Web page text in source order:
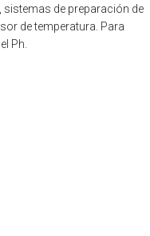
de preparación de
de temperatura. Para
Ph.